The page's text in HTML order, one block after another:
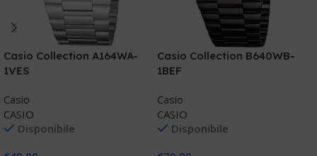
Casio Collection A164WA-
1VES
Casio
CASIO
Disponibile
Casio Collection B640WB-
1BEF
Casio
CASIO
Disponibile